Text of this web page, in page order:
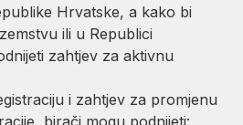
Hrvatske, a kako bi
ili u Republici
zahtjev za aktivnu
i zahtjev za promjenu
birači mogu podnijeti: